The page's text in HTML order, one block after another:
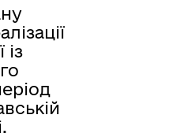
із